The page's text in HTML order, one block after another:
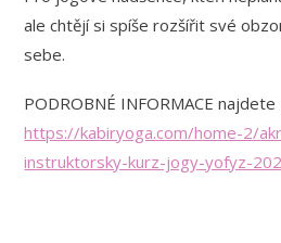
ale chtějí si spíše rozšířit své
sebe.
PODROBNÉ INFORMACE najdete
https://kabiryoga.com/home-2/
instruktorsky-kurz-jogy-yofyz-